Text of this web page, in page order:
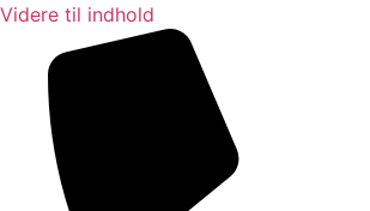
Videre til indhold